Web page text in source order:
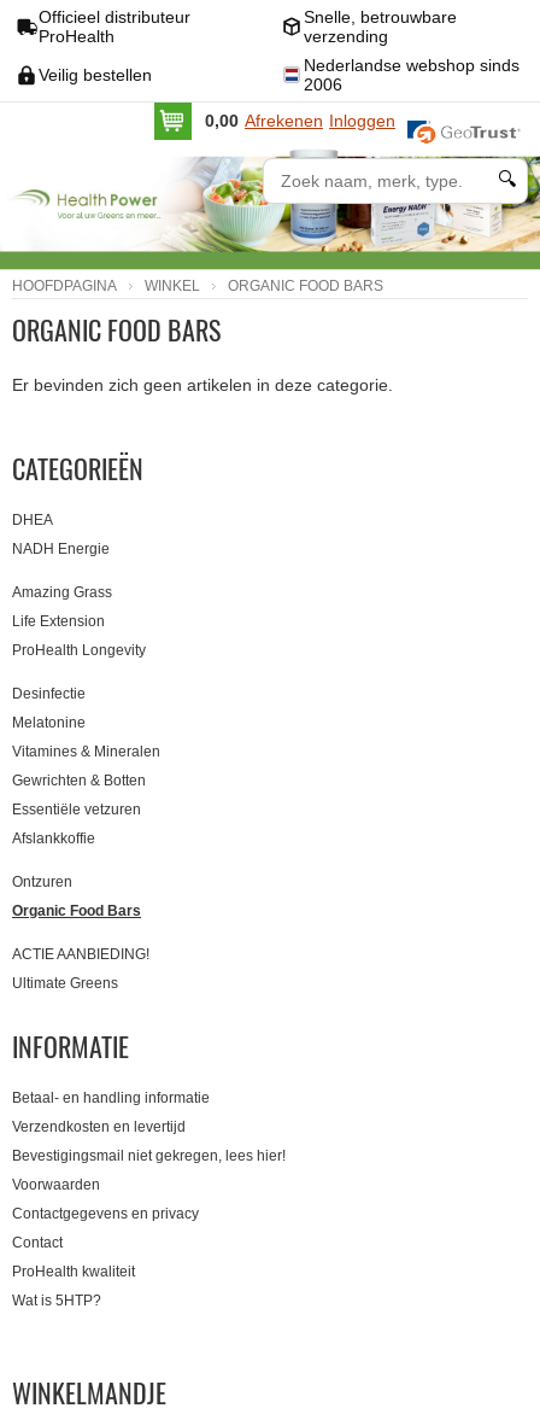
Officieel distributeur
ProHealth
Snelle, betrouwbare
verzending
Veilig bestellen
Nederlandse webshop sinds
2006
0,00 Afrekenen Inloggen
🔍
HOOFDPAGINA WINKEL ORGANIC FOOD BARS
CATEGORIEËN
DHEA
NADH Energie
Amazing Grass
Life Extension
ProHealth Longevity
Desinfectie
Melatonine
Vitamines & Mineralen
Gewrichten & Botten
Essentiële vetzuren
Afslankkoffie
Ontzuren
Organic Food Bars
ACTIE AANBIEDING!
Ultimate Greens
INFORMATIE
Betaal- en handling informatie
Verzendkosten en levertijd
Bevestigingsmail niet gekregen, lees hier!
Voorwaarden
Contactgegevens en privacy
Contact
ProHealth kwaliteit
Wat is 5HTP?
ORGANIC FOOD BARS
Er bevinden zich geen artikelen in deze categorie.
WINKELMANDJE